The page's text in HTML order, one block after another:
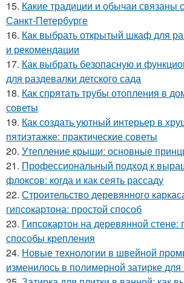
15. Какие традиции и обычаи связаны
Санкт-Петербурге
16. Как выбрать открытый шкаф для
и рекомендации
17. Как выбрать безопасную и
для раздевалки детского сада
18. Как спрятать трубы отопления в
советы
19. Как создать уютный интерьер в
пятиэтажке: практические советы
20. Утепление крыши: основные
21. Профессиональный подход к
флоксов: когда и как сеять рассаду
22. Строительство деревянного
гипсокартона: простой способ
23. Гипсокартон на деревянной
способы крепления
24. Новые технологии в швейной
изменилось в полимерной затирке